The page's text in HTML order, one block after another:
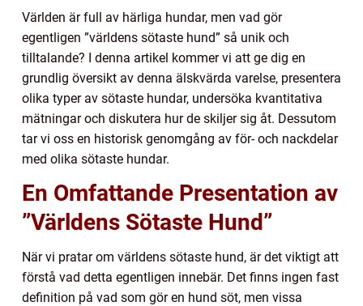
Världen är full av härliga hundar, men vad gör
egentligen ”världens sötaste hund” så unik och
tilltalande? I denna artikel kommer vi att ge dig en
grundlig översikt av denna älskvärda varelse, presentera
olika typer av sötaste hundar, undersöka kvantitativa
mätningar och diskutera hur de skiljer sig åt. Dessutom
tar vi oss en historisk genomgång av för- och nackdelar
med olika sötaste hundar.
En Omfattande Presentation av
”Världens Sötaste Hund”
När vi pratar om världens sötaste hund, är det viktigt att
förstå vad detta egentligen innebär. Det finns ingen fast
definition på vad som gör en hund söt, men vissa